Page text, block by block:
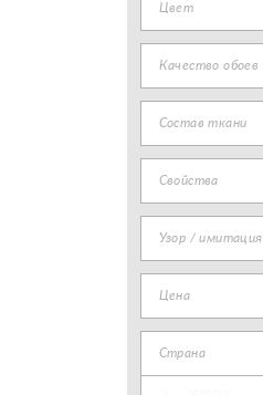
Цвет
Качество обоев
Состав ткани
Свойства
Узор / имитация
Цена
Страна